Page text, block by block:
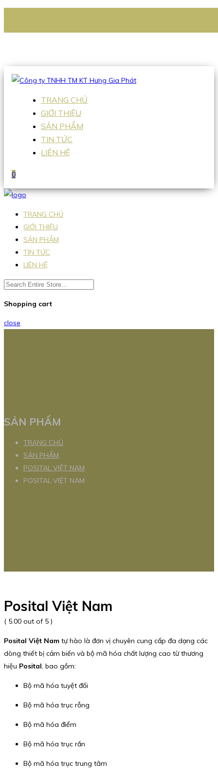
Hotline:0938 336 079
TRANG CHỦ
GIỚI THIỆU
SẢN PHẨM
TIN TỨC
LIÊN HỆ
0
TRANG CHỦ
GIỚI THIỆU
SẢN PHẨM
TIN TỨC
LIÊN HỆ
Shopping cart
close
SẢN PHẨM
TRANG CHỦ
SẢN PHẨM
POSITAL VIỆT NAM
POSITAL VIỆT NAM
Posital Việt Nam
( 5.00 out of 5 )
Posital Việt Nam tự hào là đơn vị chuyên cung cấp đa dạng các
dòng thiết bị cảm biến và bộ mã hóa chất lượng cao từ thương
hiệu Posital, bao gồm:
Bộ mã hóa tuyệt đối
Bộ mã hóa trục rỗng
Bộ mã hóa điểm
Bộ mã hóa trục rắn
Bộ mã hóa trục trung tâm